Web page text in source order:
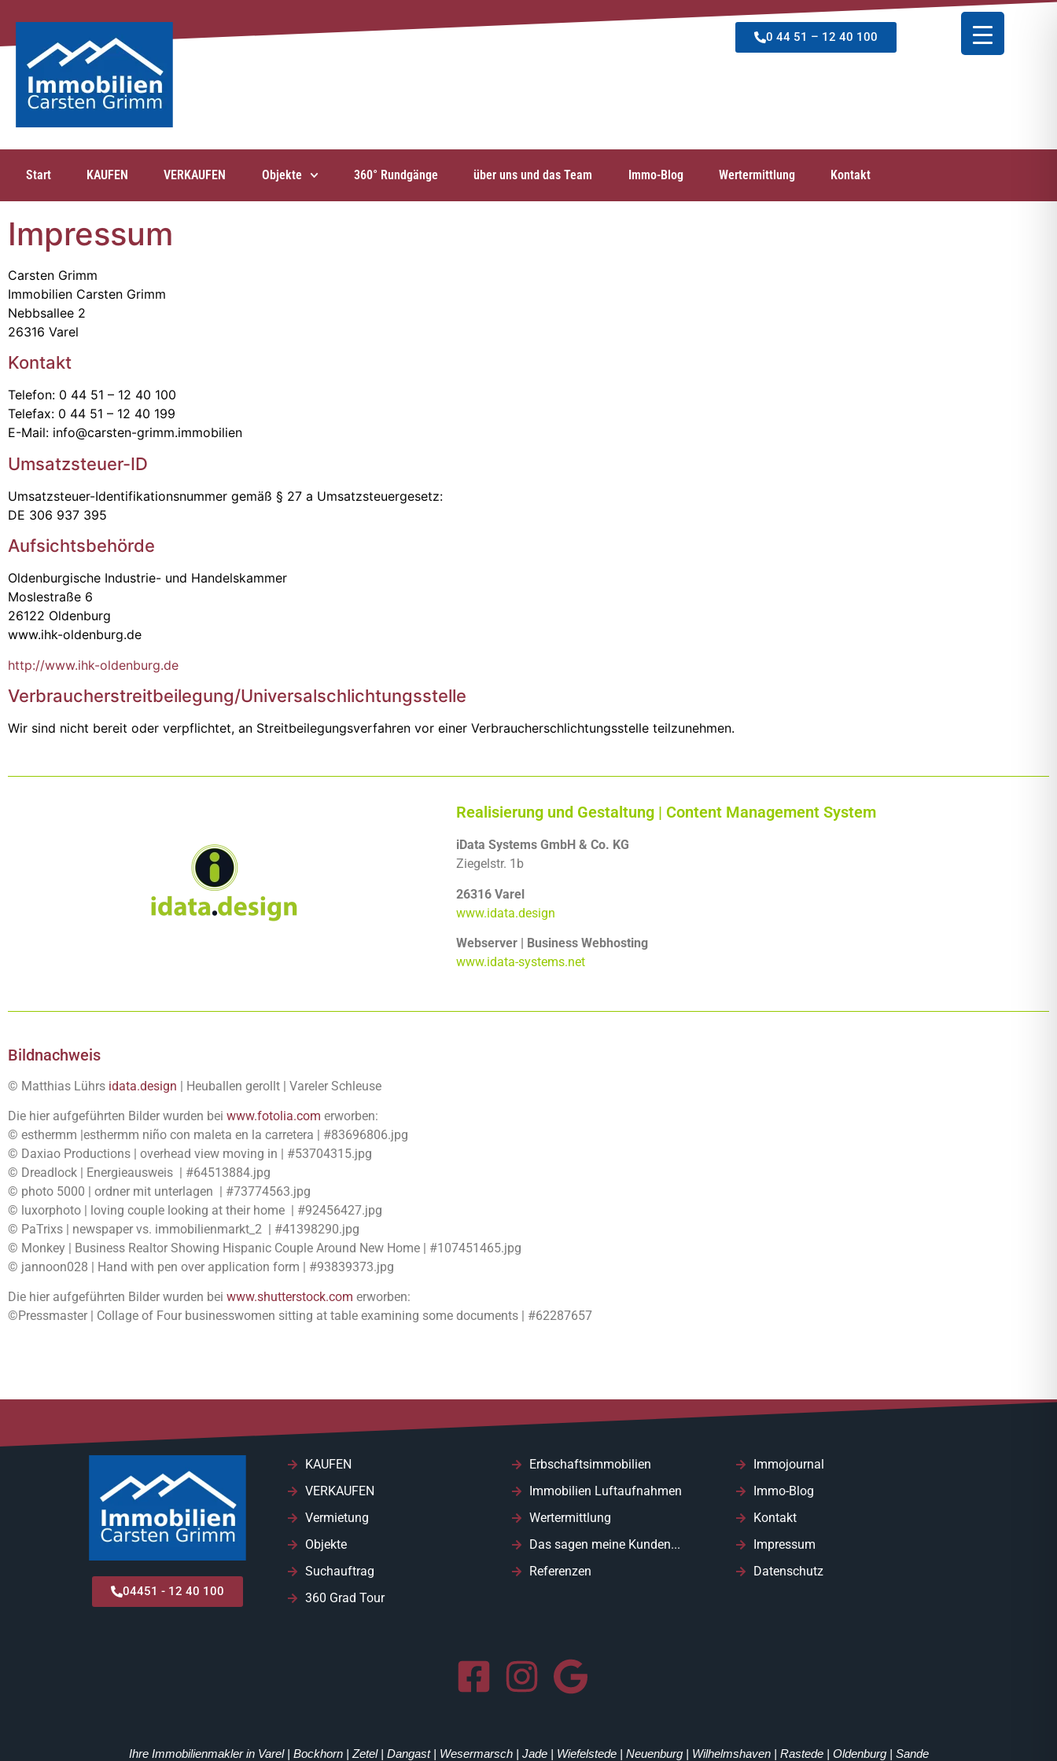
0 44 51 – 12 40 100
Start KAUFEN VERKAUFEN Objekte 360° Rundgänge über uns und das Team Immo-Blog Wertermittlung Kontakt
Impressum
Carsten Grimm
Immobilien Carsten Grimm
Nebbsallee 2
26316 Varel
Kontakt
Telefon: 0 44 51 – 12 40 100
Telefax: 0 44 51 – 12 40 199
E-Mail: info@carsten-grimm.immobilien
Umsatzsteuer-ID
Umsatzsteuer-Identifikationsnummer gemäß § 27 a Umsatzsteuergesetz:
DE 306 937 395
Aufsichtsbehörde
Oldenburgische Industrie- und Handelskammer
Moslestraße 6
26122 Oldenburg
www.ihk-oldenburg.de
http://www.ihk-oldenburg.de
Verbraucher­streit­beilegung/Universal­schlichtungs­stelle
Wir sind nicht bereit oder verpflichtet, an Streitbeilegungsverfahren vor einer Verbraucherschlichtungsstelle teilzunehmen.
Realisierung und Gestaltung | Content Management System
iData Systems GmbH & Co. KG
Ziegelstr. 1b
26316 Varel
www.idata.design
Webserver | Business Webhosting
www.idata-systems.net
Bildnachweis
© Matthias Lührs idata.design | Heuballen gerollt | Vareler Schleuse
Die hier aufgeführten Bilder wurden bei www.fotolia.com erworben:
© esthermm |esthermm niño con maleta en la carretera | #83696806.jpg
© Daxiao Productions | overhead view moving in | #53704315.jpg
© Dreadlock | Energieausweis | #64513884.jpg
© photo 5000 | ordner mit unterlagen | #73774563.jpg
© luxorphoto | loving couple looking at their home | #92456427.jpg
© PaTrixs | newspaper vs. immobilienmarkt_2 | #41398290.jpg
© Monkey | Business Realtor Showing Hispanic Couple Around New Home | #107451465.jpg
© jannoon028 | Hand with pen over application form | #93839373.jpg
Die hier aufgeführten Bilder wurden bei www.shutterstock.com erworben:
©Pressmaster | Collage of Four businesswomen sitting at table examining some documents | #62287657
04451 - 12 40 100
KAUFEN
VERKAUFEN
Vermietung
Objekte
Suchauftrag
360 Grad Tour
Erbschaftsimmobilien
Immobilien Luftaufnahmen
Wertermittlung
Das sagen meine Kunden...
Referenzen
Immojournal
Immo-Blog
Kontakt
Impressum
Datenschutz
Ihre Immobilienmakler in Varel | Bockhorn | Zetel | Dangast | Wesermarsch | Jade | Wiefelstede | Neuenburg | Wilhelmshaven | Rastede | Oldenburg | Sande